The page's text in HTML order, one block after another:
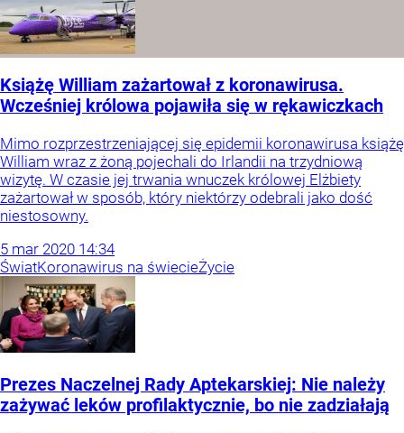
Książę William zażartował z koronawirusa.
Wcześniej królowa pojawiła się w rękawiczkach
Mimo rozprzestrzeniającej się epidemii koronawirusa książę
William wraz z żoną pojechali do Irlandii na trzydniową
wizytę. W czasie jej trwania wnuczek królowej Elżbiety
zażartował w sposób, który niektórzy odebrali jako dość
niestosowny.
5 mar 2020 14:34
ŚwiatKoronawirus na świecieŻycie
Prezes Naczelnej Rady Aptekarskiej: Nie należy
zażywać leków profilaktycznie, bo nie zadziałają